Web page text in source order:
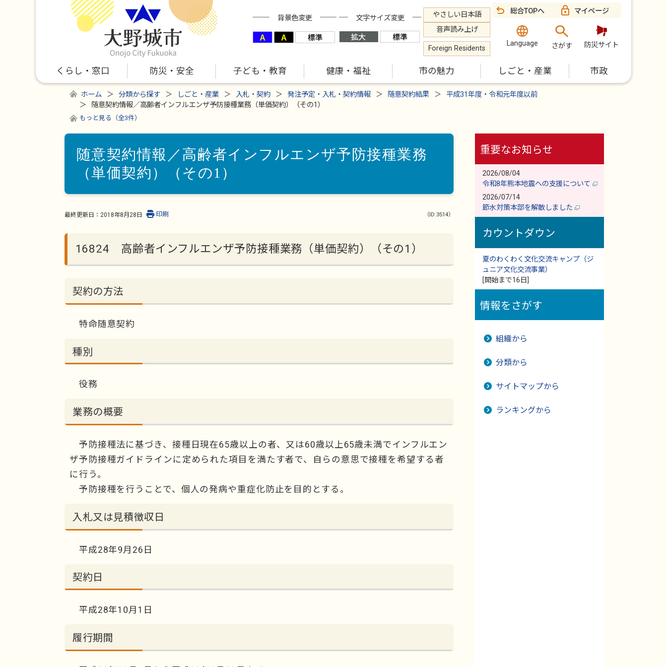
背景色変更 文字サイズ変更
やさしい日本語
音声読み上げ
Foreign Residents
総合TOPへ マイページ
Language さがす 防災サイト
くらし・窓口 防災・安全 子ども・教育 健康・福祉 市の魅力 しごと・産業 市政
ホーム 分類から探す しごと・産業 入札・契約 発注予定・入札・契約情報 随意契約結果
平成31年度・令和元年度以前
随意契約情報／高齢者インフルエンザ予防接種業務（単価契約）（その1）
もっと見る（全3件）
随意契約情報／高齢者インフルエンザ予防接種業務
（単価契約）（その1）
最終更新日： 2018年8月28日 （ID:3514）
印刷
16824 高齢者インフルエンザ予防接種業務（単価契約）（その1）
契約の方法
特命随意契約
種別
役務
業務の概要
予防接種法に基づき、接種日現在65歳以上の者、又は60歳以上65歳未満でインフルエン
ザ予防接種ガイドラインに定められた項目を満たす者で、自らの意思で接種を希望する者
に行う。
予防接種を行うことで、個人の発病や重症化防止を目的とする。
入札又は見積徴収日
平成28年9月26日
契約日
平成28年10月1日
履行期間
重要なお知らせ
2026/08/04
令和8年熊本地震への支援について
2026/07/14
節水対策本部を解散しました
カウントダウン
夏のわくわく文化交流キャンプ（ジ
ュニア文化交流事業）
[開始まで16日]
情報をさがす
組織から
分類から
サイトマップから
ランキングから